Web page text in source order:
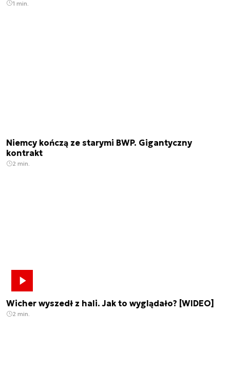
1 min.
Niemcy kończą ze starymi BWP. Gigantyczny
kontrakt
2 min.
Wicher wyszedł z hali. Jak to wyglądało? [WIDEO]
2 min.